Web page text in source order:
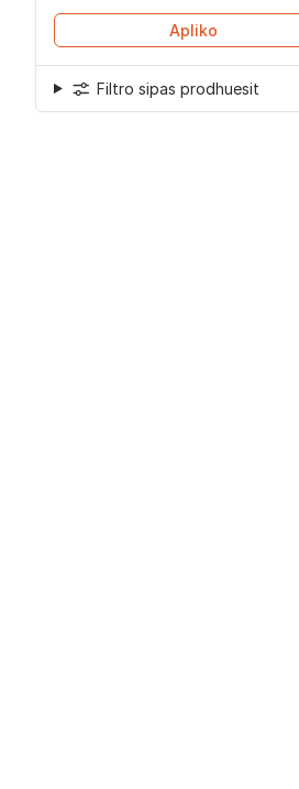
Apliko
Filtro sipas prodhuesit